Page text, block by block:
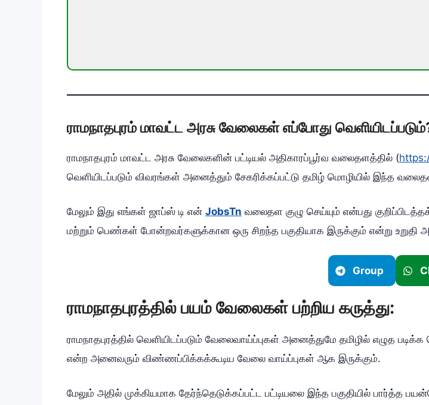
ராமநாதபுரம் மாவட்ட அரசு வேலைகள் எப்போது
ராமநாதபுரம் மாவட்ட அரசு வேலைகளின் பட்டியல் அதிகாரப்பூர்வ வலைதளத்தில் (
வெளியிடப்படும் விவரங்கள் அனைத்தும் சேகரிக்கப்பட்டு தமிழ் மொழியில் இந்த
மேலும் இது எங்கள் ஜாப்ஸ் டி என் JobsTn வலைதள குழு செய்யும் என்பது
மற்றும் பெண்கள் போன்றவர்களுக்கான ஒரு சிறந்த பகுதியாக இருக்கும் என்று உறுதி
Group
ராமநாதபுரத்தில் பயம் வேலைகள் பற்றிய கருத்து:
ராமநாதபுரத்தில் வெளியிடப்படும் வேலைவாய்ப்புகள் அனைத்துமே தமிழில் எழுத
என்ற அனைவரும் விண்ணப்பிக்கக்கூடிய வேலை வாய்ப்புகள் ஆக இருக்கும்.
மேலும் அதில் முக்கியமாக தேர்ந்தெடுக்கப்பட்ட பட்டியலை இந்த பகுதியில் பார்த்த